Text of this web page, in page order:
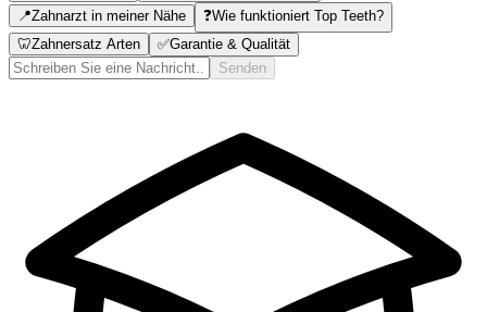
📍Zahnarzt in meiner Nähe ❓Wie funktioniert Top Teeth?
🦷Zahnersatz Arten ✅Garantie & Qualität
Senden